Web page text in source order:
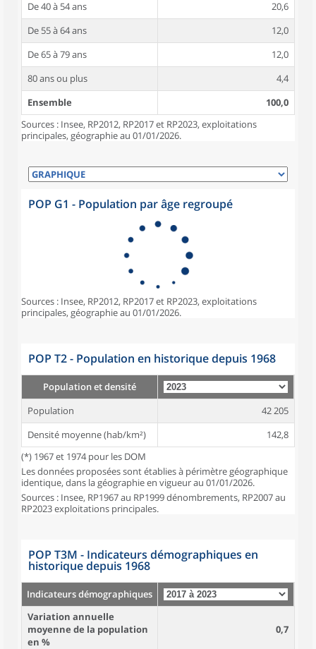
De 40 à 54 ans
20,6
De 55 à 64 ans
12,0
De 65 à 79 ans
12,0
80 ans ou plus
4,4
Ensemble
100,0
Sources : Insee, RP2012, RP2017 et RP2023, exploitations
principales, géographie au 01/01/2026.
POP G1 - Population par âge regroupé
Sources : Insee, RP2012, RP2017 et RP2023, exploitations
principales, géographie au 01/01/2026.
POP T2 - Population en historique depuis 1968
Population et densité
Population
42 205
Densité moyenne (hab/km²)
142,8
(*) 1967 et 1974 pour les DOM
Les données proposées sont établies à périmètre géographique
identique, dans la géographie en vigueur au 01/01/2026.
Sources : Insee, RP1967 au RP1999 dénombrements, RP2007 au
RP2023 exploitations principales.
POP T3M - Indicateurs démographiques en
historique depuis 1968
Indicateurs démographiques
Variation annuelle
moyenne de la population
en %
0,7